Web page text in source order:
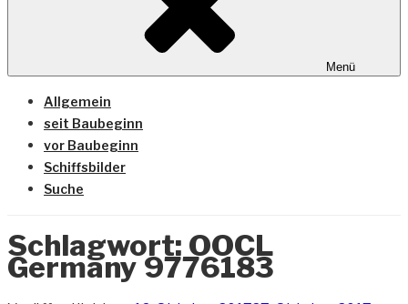
Menü
Allgemein
seit Baubeginn
vor Baubeginn
Schiffsbilder
Suche
Schlagwort: OOCL
Germany 9776183